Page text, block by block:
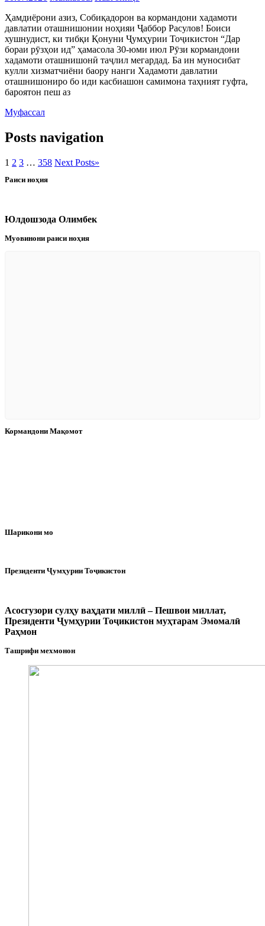
Ҳамдиёрони азиз, Собиқадорон ва кормандони хадамоти
давлатии оташнишонии ноҳияи Ҷаббор Расулов! Боиси
хушнудист, ки тибқи Қонуни Ҷумҳурии Тоҷикистон “Дар
бораи рӯзҳои ид” ҳамасола 30-юми июл Рӯзи кормандони
хадамоти оташнишонӣ таҷлил мегардад. Ба ин муносибат
кулли хизматчиёни баору нанги Хадамоти давлатии
оташнишониро бо иди касбиашон самимона таҳният гуфта,
бароятон пеш аз
Муфассал
Posts navigation
1 2 3 … 358 Next Posts»
Раиси ноҳия
Юлдошзода Олимбек
Муовинони раиси ноҳия
Кормандони Мақомот
Шарикони мо
Президенти Ҷумҳурии Тоҷикистон
Асосгузори сулҳу ваҳдати миллӣ – Пешвои миллат,
Президенти Ҷумҳурии Тоҷикистон муҳтарам Эмомалӣ
Раҳмон
Ташрифи мехмонон